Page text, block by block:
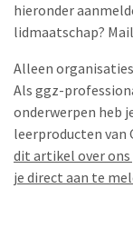
hieronder
lidmaatschap?
Alleen
Als ggz-
onderwerpen heb
leerproducten van
dit artikel over
je direct aan te